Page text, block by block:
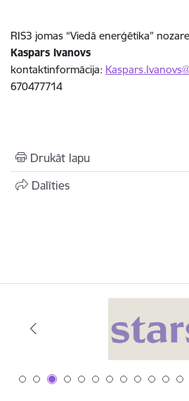
RIS3 jomas “Viedā enerģētika”
Kaspars Ivanovs
kontaktinformācija:
670477714
Drukāt lapu
Dalīties